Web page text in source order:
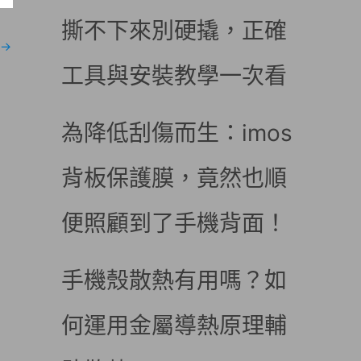
→
撕不下來別硬撬，正確
工具與安裝教學一次看
為降低刮傷而生：imos
背板保護膜，竟然也順
便照顧到了手機背面！
手機殼散熱有用嗎？如
何運用金屬導熱原理輔